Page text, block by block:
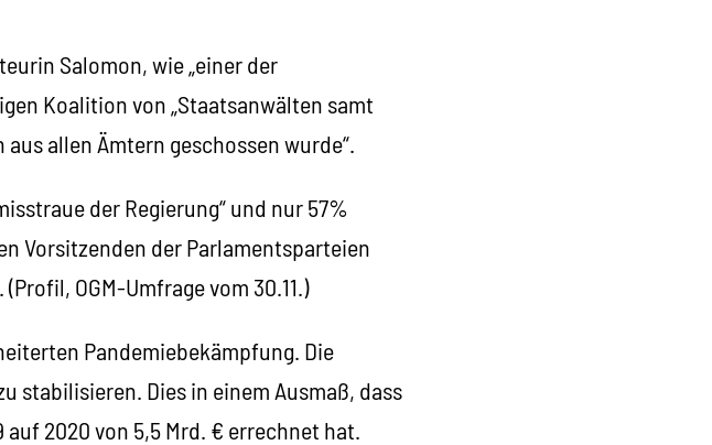
Salomon, wie „einer der
Koalition von „Staatsanwälten samt
allen Ämtern geschossen wurde“.
der Regierung“ und nur 57%
Vorsitzenden der Parlamentsparteien
OGM-Umfrage vom 30.11.)
Pandemiebekämpfung. Die
stabilisieren. Dies in einem Ausmaß, dass
2020 von 5,5 Mrd. € errechnet hat.